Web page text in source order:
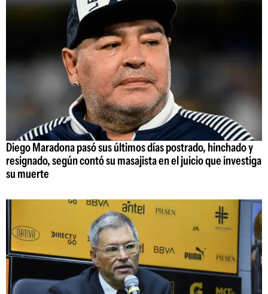
Diego Maradona pasó sus últimos días postrado, hinchado y
resignado, según contó su masajista en el juicio que investiga
su muerte